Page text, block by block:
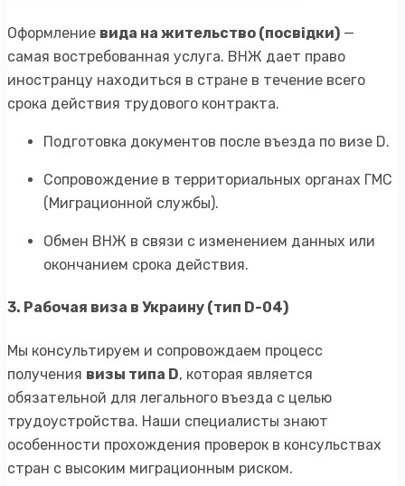
Оформление вида на жительство (посвідки) —
самая востребованная услуга. ВНЖ дает право
иностранцу находиться в стране в течение всего
срока действия трудового контракта.
Подготовка документов после въезда по визе D.
Сопровождение в территориальных органах ГМС
(Миграционной службы).
Обмен ВНЖ в связи с изменением данных или
окончанием срока действия.
3. Рабочая виза в Украину (тип D-04)
Мы консультируем и сопровождаем процесс
получения визы типа D, которая является
обязательной для легального въезда с целью
трудоустройства. Наши специалисты знают
особенности прохождения проверок в консульствах
стран с высоким миграционным риском.